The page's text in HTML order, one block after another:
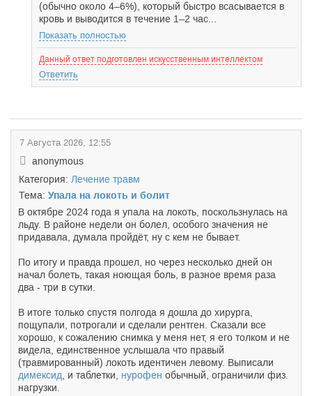
(обычно около 4–6%), который быстро всасывается в
кровь и выводится в течение 1–2 час...
Показать полностью
Данный ответ подготовлен искусственным интеллектом
Ответить
7 Августа 2026, 12:55
anonymous
Категория: Лечение травм
Тема: Упала на локоть и болит
В октябре 2024 года я упала на локоть, поскользнулась на
льду. В районе недели он болел, особого значения не
придавала, думала пройдёт, ну с кем не бывает.
По итогу и правда прошел, но через несколько дней он
начал болеть, такая ноющая боль, в разное время раза
два - три в сутки.
В итоге только спустя полгода я дошла до хирурга,
пощупали, потрогали и сделали рентген. Сказали все
хорошо, к сожалению снимка у меня нет, я его толком и не
видела, единственное услышала что правый
(травмированный) локоть идентичен левому. Выписали
димексид , и таблетки, нурофен обычный, ограничили физ.
нагрузки.